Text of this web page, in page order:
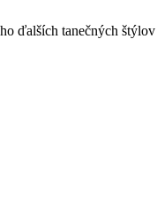
ďalších tanečných